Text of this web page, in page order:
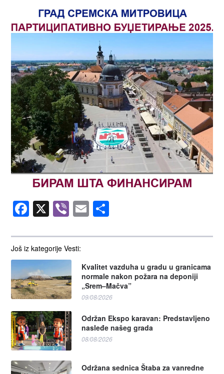
Još iz kategorije Vesti:
Kvalitet vazduha u gradu u granicama
normale nakon požara na deponiji
„Srem–Mačva”
09/08/2026
Održan Ekspo karavan: Predstavljeno
nasleđe našeg grada
08/08/2026
Održana sednica Štaba za vanredne
Facebook
X Viber
Email